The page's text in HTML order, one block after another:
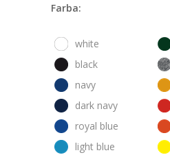
Farba:
white
black
navy
dark navy
royal blue
light blue